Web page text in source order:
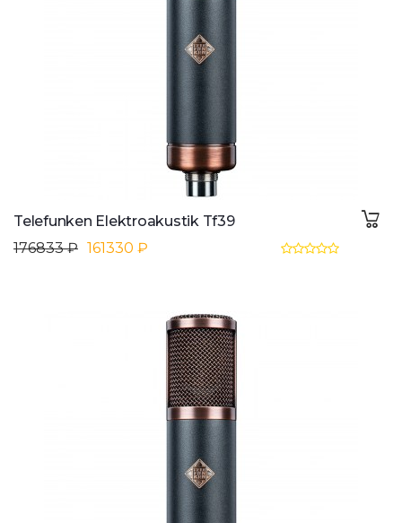
Telefunken Elektroakustik Tf39
176833 ₽ 161330 ₽